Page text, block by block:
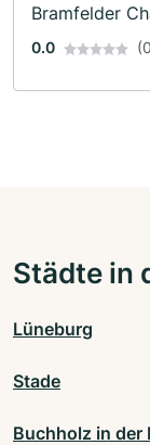
Bramfelder
0.0
Städte in
Lüneburg
Stade
Buchholz in der